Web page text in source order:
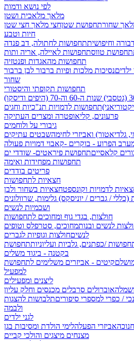
לפי נושא ודמות
מלאך מלאכית ושטן
שחורתחפושת שטןחצי מלאך חצי שטן
חיות וטבע
וחיפושיתתחפושות לחתולה, דב פנדה
תחפושת טווסתחפושות לאיילה, אריה ותות
תחפושות מהאגדות ופנטזיה
נסיכות מלכות ופיות ברבור לבן ברבור
שחור
תחפושות תקופתי והיסטורי
שנות ה-60 וה-70 (היפים ודיסקו)
תחפושות לדמויות תנ"כיות וחגים
פרעונים, קליאופטרה ומצרים העתיקה
גיבורי על ולוחמים
גלדיאטור) ואביזרי לחימהשבטים עתיקים
הפרוע - בוקרים -קאבוי דמויות פעולה
קלאסייםתחפושת פיראטים- שודדי ים
תחפושות מפחידות ואימה
פריטים בודדים
חצאיות לתחפושות
לדמויות וקונספטחצאיות בשחור ולבן
/ גברים / יוניסקס) גלימות, שרוולונים
ושכמיות לנשים
חולצות, בגדי גוף ומחוכים לתחפושות
לנשים ובנותמחוכים, סטרפלס וטופים
לנשיםחולצות וגופיות לגברים
/כפתנים, גלביות ועליוניותתחפושת
בקטנה - ביגוד משלים
קיטים - אביזרים משלימים לתחפושת
למפעיל
ליצנים ומפעילים
אוברולים סרבלים מכנסים וחלק עליון
/ כפרי למספרי סיפוריםתלבושות להצגות
ולבמה
לגני ילדים
אביזרי הפעלהלימי הולדת ומסיבות בגן
מצנחים מיצגים והולכי קביים